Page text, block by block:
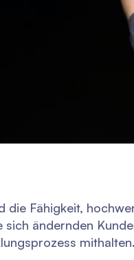
Fähigkeit,
ändernden
mithalten.